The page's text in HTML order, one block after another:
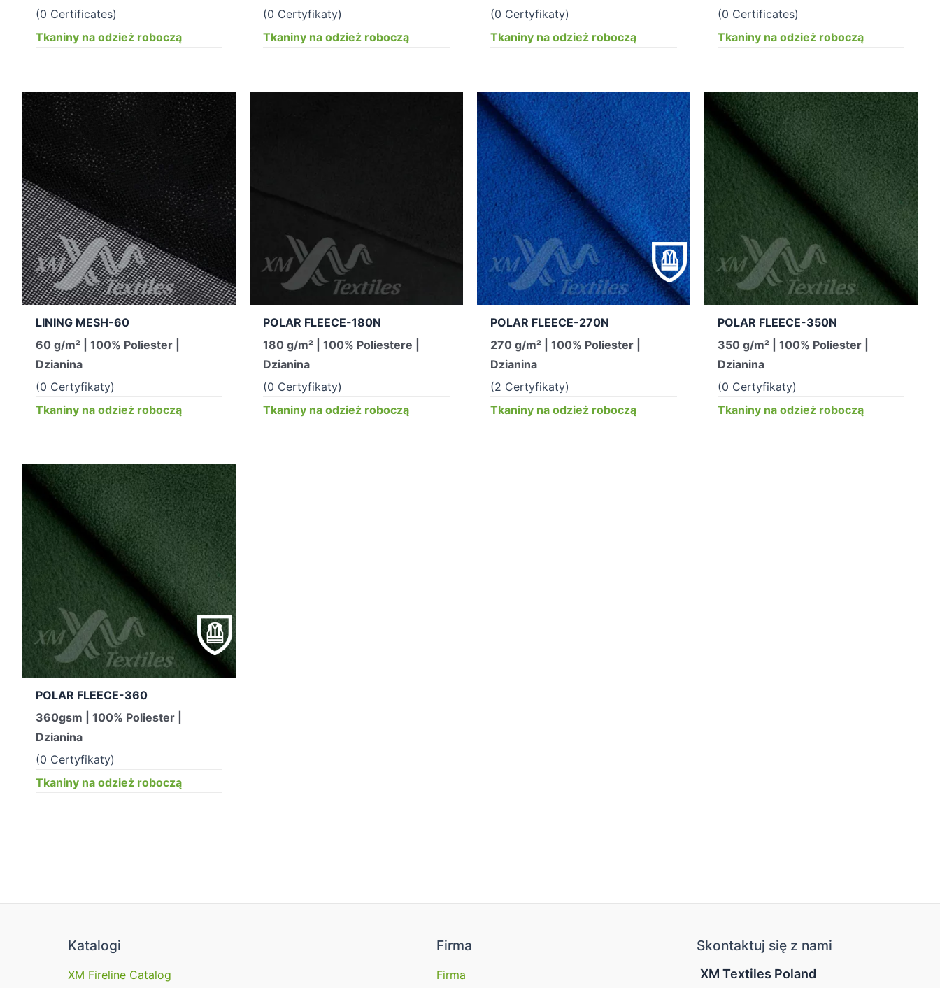
(0 Certificates)
Tkaniny na odzież roboczą
(0 Certyfikaty)
Tkaniny na odzież roboczą
(0 Certyfikaty)
Tkaniny na odzież roboczą
(0 Certificates)
Tkaniny na odzież roboczą
LINING MESH-60
60 g/m² | 100% Poliester |
Dzianina
(0 Certyfikaty)
Tkaniny na odzież roboczą
POLAR FLEECE-180N
180 g/m² | 100% Poliestere |
Dzianina
(0 Certyfikaty)
Tkaniny na odzież roboczą
POLAR FLEECE-270N
270 g/m² | 100% Poliester |
Dzianina
(2 Certyfikaty)
Tkaniny na odzież roboczą
POLAR FLEECE-350N
350 g/m² | 100% Poliester |
Dzianina
(0 Certyfikaty)
Tkaniny na odzież roboczą
POLAR FLEECE-360
360gsm | 100% Poliester |
Dzianina
(0 Certyfikaty)
Tkaniny na odzież roboczą
Katalogi
XM Fireline Catalog
Firma
Firma
Skontaktuj się z nami
XM Textiles Poland